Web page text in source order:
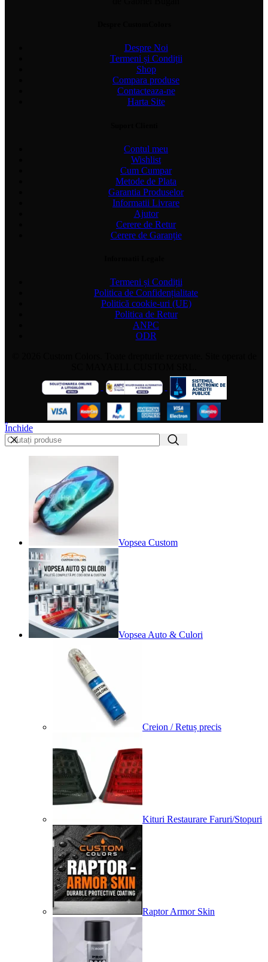
Despre Noi
Termeni și Condiții
Shop
Compara produse
Contacteaza-ne
Harta Site
Contul meu
Wishlist
Cum Cumpar
Metode de Plata
Garantia Produselor
Informatii Livrare
Ajutor
Cerere de Retur
Cerere de Garanție
Termeni și Condiții
Politica de Confidențialitate
Politică cookie-uri (UE)
Politica de Retur
ANPC
ODR
Închide
Vopsea Custom
Vopsea Auto & Culori
Creion / Retuș precis
Kituri Restaurare Faruri/Stopuri
Raptor Armor Skin